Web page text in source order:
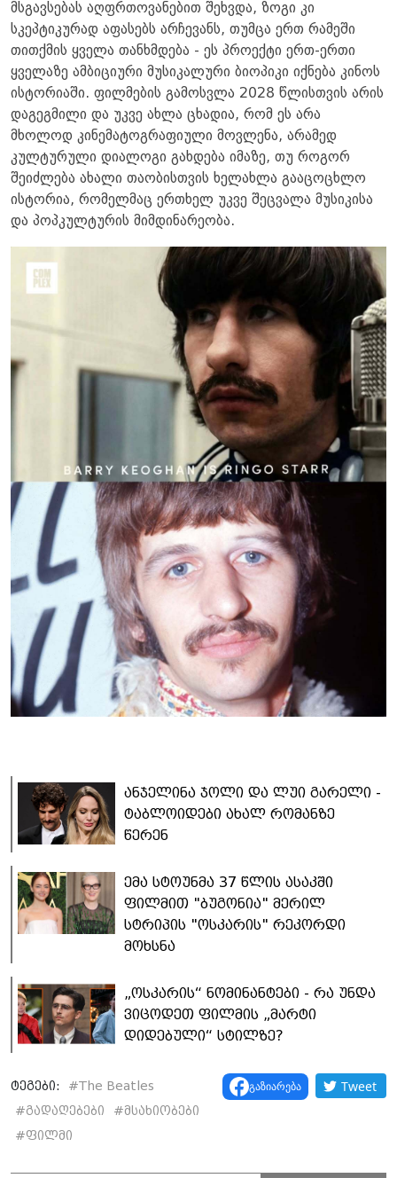
მსგავსებას აღფრთოვანებით შეხვდა, ზოგი კი
სკეპტიკურად აფასებს არჩევანს, თუმცა ერთ რამეში
თითქმის ყველა თანხმდება - ეს პროექტი ერთ-ერთი
ყველაზე ამბიციური მუსიკალური ბიოპიკი იქნება კინოს
ისტორიაში. ფილმების გამოსვლა 2028 წლისთვის არის
დაგეგმილი და უკვე ახლა ცხადია, რომ ეს არა
მხოლოდ კინემატოგრაფიული მოვლენა, არამედ
კულტურული დიალოგი გახდება იმაზე, თუ როგორ
შეიძლება ახალი თაობისთვის ხელახლა გააცოცხლო
ისტორია, რომელმაც ერთხელ უკვე შეცვალა მუსიკისა
და პოპკულტურის მიმდინარეობა.
ანჯელინა ჯოლი და ლუი გარელი -
ტაბლოიდები ახალ რომანზე
წერენ
ემა სტოუნმა 37 წლის ასაკში
ფილმით "ბუგონია" მერილ
სტრიპის "ოსკარის" რეკორდი
მოხსნა
„ოსკარის“ ნომინანტები - რა უნდა
ვიცოდეთ ფილმის „მარტი
დიდებული“ სტილზე?
ტეგები: #The Beatles
#გადაღებები #მსახიობები
#ფილმი
გაზიარება Tweet